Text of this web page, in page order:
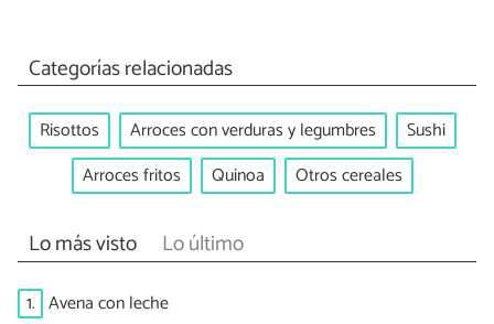
Categorías relacionadas
Risottos Arroces con verduras y legumbres
Sushi
Arroces fritos
Quinoa Otros cereales
Lo más visto Lo último
1. Avena con leche